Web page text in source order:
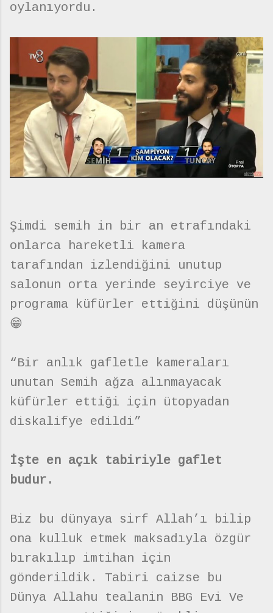
oylanıyordu.
Şimdi semih in bir an etrafındaki
onlarca hareketli kamera
tarafından izlendiğini unutup
salonun orta yerinde seyirciye ve
programa küfürler ettiğini düşünün
😁
“Bir anlık gafletle kameraları
unutan Semih ağza alınmayacak
küfürler ettiği için ütopyadan
diskalifye edildi”
İşte en açık tabiriyle gaflet
budur.
Biz bu dünyaya sirf Allah’ı bilip
ona kulluk etmek maksadıyla özgür
bırakılıp imtihan için
gönderildik. Tabiri caizse bu
Dünya Allahu tealanin BBG Evi Ve